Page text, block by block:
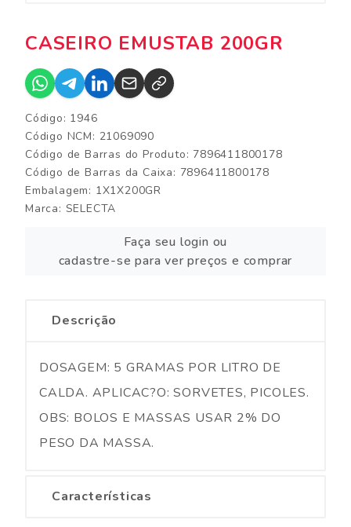
CASEIRO EMUSTAB 200GR
Código: 1946
Código NCM: 21069090
Código de Barras do Produto: 7896411800178
Código de Barras da Caixa: 7896411800178
Embalagem: 1X1X200GR
Marca: SELECTA
Faça seu login ou
cadastre-se para ver preços e comprar
Descrição
DOSAGEM: 5 GRAMAS POR LITRO DE
CALDA. APLICAC?O: SORVETES, PICOLES.
OBS: BOLOS E MASSAS USAR 2% DO
PESO DA MASSA.
Características